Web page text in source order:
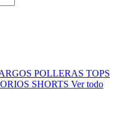
POLLERAS TOPS
SHORTS Ver todo